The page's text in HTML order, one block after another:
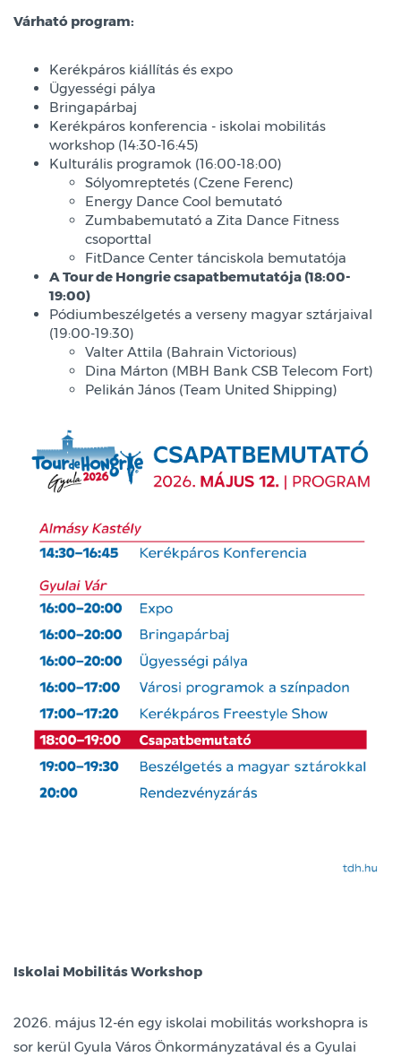
Várható program:
Kerékpáros kiállítás és expo
Ügyességi pálya
Bringapárbaj
Kerékpáros konferencia - iskolai mobilitás
workshop (14:30-16:45)
Kulturális programok (16:00-18:00)
Sólyomreptetés (Czene Ferenc)
Energy Dance Cool bemutató
Zumbabemutató a Zita Dance Fitness
csoporttal
FitDance Center tánciskola bemutatója
A Tour de Hongrie csapatbemutatója (18:00-
19:00)
Pódiumbeszélgetés a verseny magyar sztárjaival
(19:00-19:30)
Valter Attila (Bahrain Victorious)
Dina Márton (MBH Bank CSB Telecom Fort)
Pelikán János (Team United Shipping)
Iskolai Mobilitás Workshop
2026. május 12-én egy iskolai mobilitás workshopra is
sor kerül Gyula Város Önkormányzatával és a Gyulai